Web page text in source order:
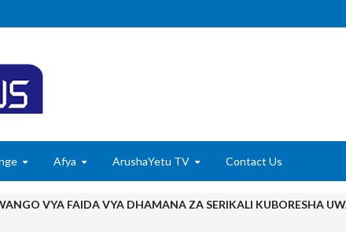
Afya ArushaYetu TV Contact Us
VYA FAIDA VYA DHAMANA ZA SERIKALI KUBORESHA